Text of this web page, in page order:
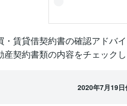
・賃貸借契約書の確認アドバ
契約書類の内容をチェックし
2020年7月19日